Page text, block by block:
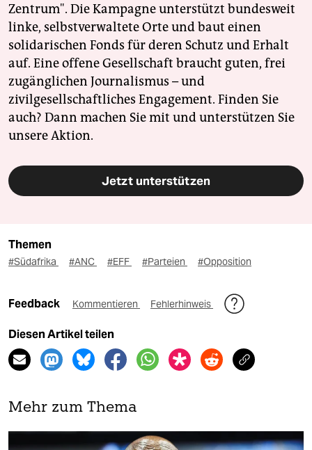
Zentrum". Die Kampagne unterstützt bundesweit
linke, selbstverwaltete Orte und baut einen
solidarischen Fonds für deren Schutz und Erhalt
auf. Eine offene Gesellschaft braucht guten, frei
zugänglichen Journalismus – und
zivilgesellschaftliches Engagement. Finden Sie
auch? Dann machen Sie mit und unterstützen Sie
unsere Aktion.
Jetzt unterstützen
Themen
#Südafrika #ANC #EFF #Parteien #Opposition
Feedback Kommentieren Fehlerhinweis
Diesen Artikel teilen
Mehr zum Thema